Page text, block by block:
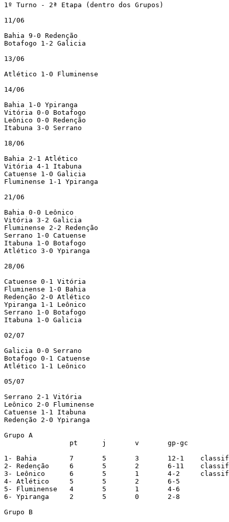
1º Turno - 2ª Etapa (dentro dos Grupos)
11/06
Bahia 9-0 Redenção
Botafogo 1-2 Galicia
13/06
Atlético 1-0 Fluminense
14/06
Bahia 1-0 Ypiranga
Vitória 0-0 Botafogo
Leônico 0-0 Redenção
Itabuna 3-0 Serrano
18/06
Bahia 2-1 Atlético
Vitória 4-1 Itabuna
Catuense 1-0 Galicia
Fluminense 1-1 Ypiranga
21/06
Bahia 0-0 Leônico
Vitória 3-2 Galicia
Fluminense 2-2 Redenção
Serrano 1-0 Catuense
Itabuna 1-0 Botafogo
Atlético 3-0 Ypiranga
28/06
Catuense 0-1 Vitória
Fluminense 1-0 Bahia
Redenção 2-0 Atlético
Ypiranga 1-1 Leônico
Serrano 1-0 Botafogo
Itabuna 1-0 Galicia
02/07
Galicia 0-0 Serrano
Botafogo 0-1 Catuense
Atlético 1-1 Leônico
05/07
Serrano 2-1 Vitória
Leônico 2-0 Fluminense
Catuense 1-1 Itabuna
Redenção 2-0 Ypiranga
Grupo A
1- Bahia	7	5	3	12-1	classificado
2- Redenção	6	5	2	6-11	classificado
3- Leônico	6	5	1	4-2	classificado
4- Atlético	5	5	2	6-5
5- Fluminense	4	5	1	4-6
6- Ypiranga     2       5       0       2-8
Grupo B